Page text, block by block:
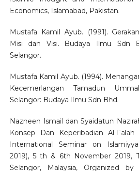
Economics, Islamabad, Pakistan.
Mustafa Kamil Ayub. (1991).
Misi dan Visi. Budaya Ilmu Sdn
Selangor.
Mustafa Kamil Ayub. (1994).
Kecemerlangan Tamadun
Selangor: Budaya Ilmu Sdn Bhd.
Nazneen Ismail dan Syaidatun
Konsep Dan Keperibadian Al-
International Seminar on
2019), 5 th & 6th November 2019,
Selangor, Malaysia, Organized